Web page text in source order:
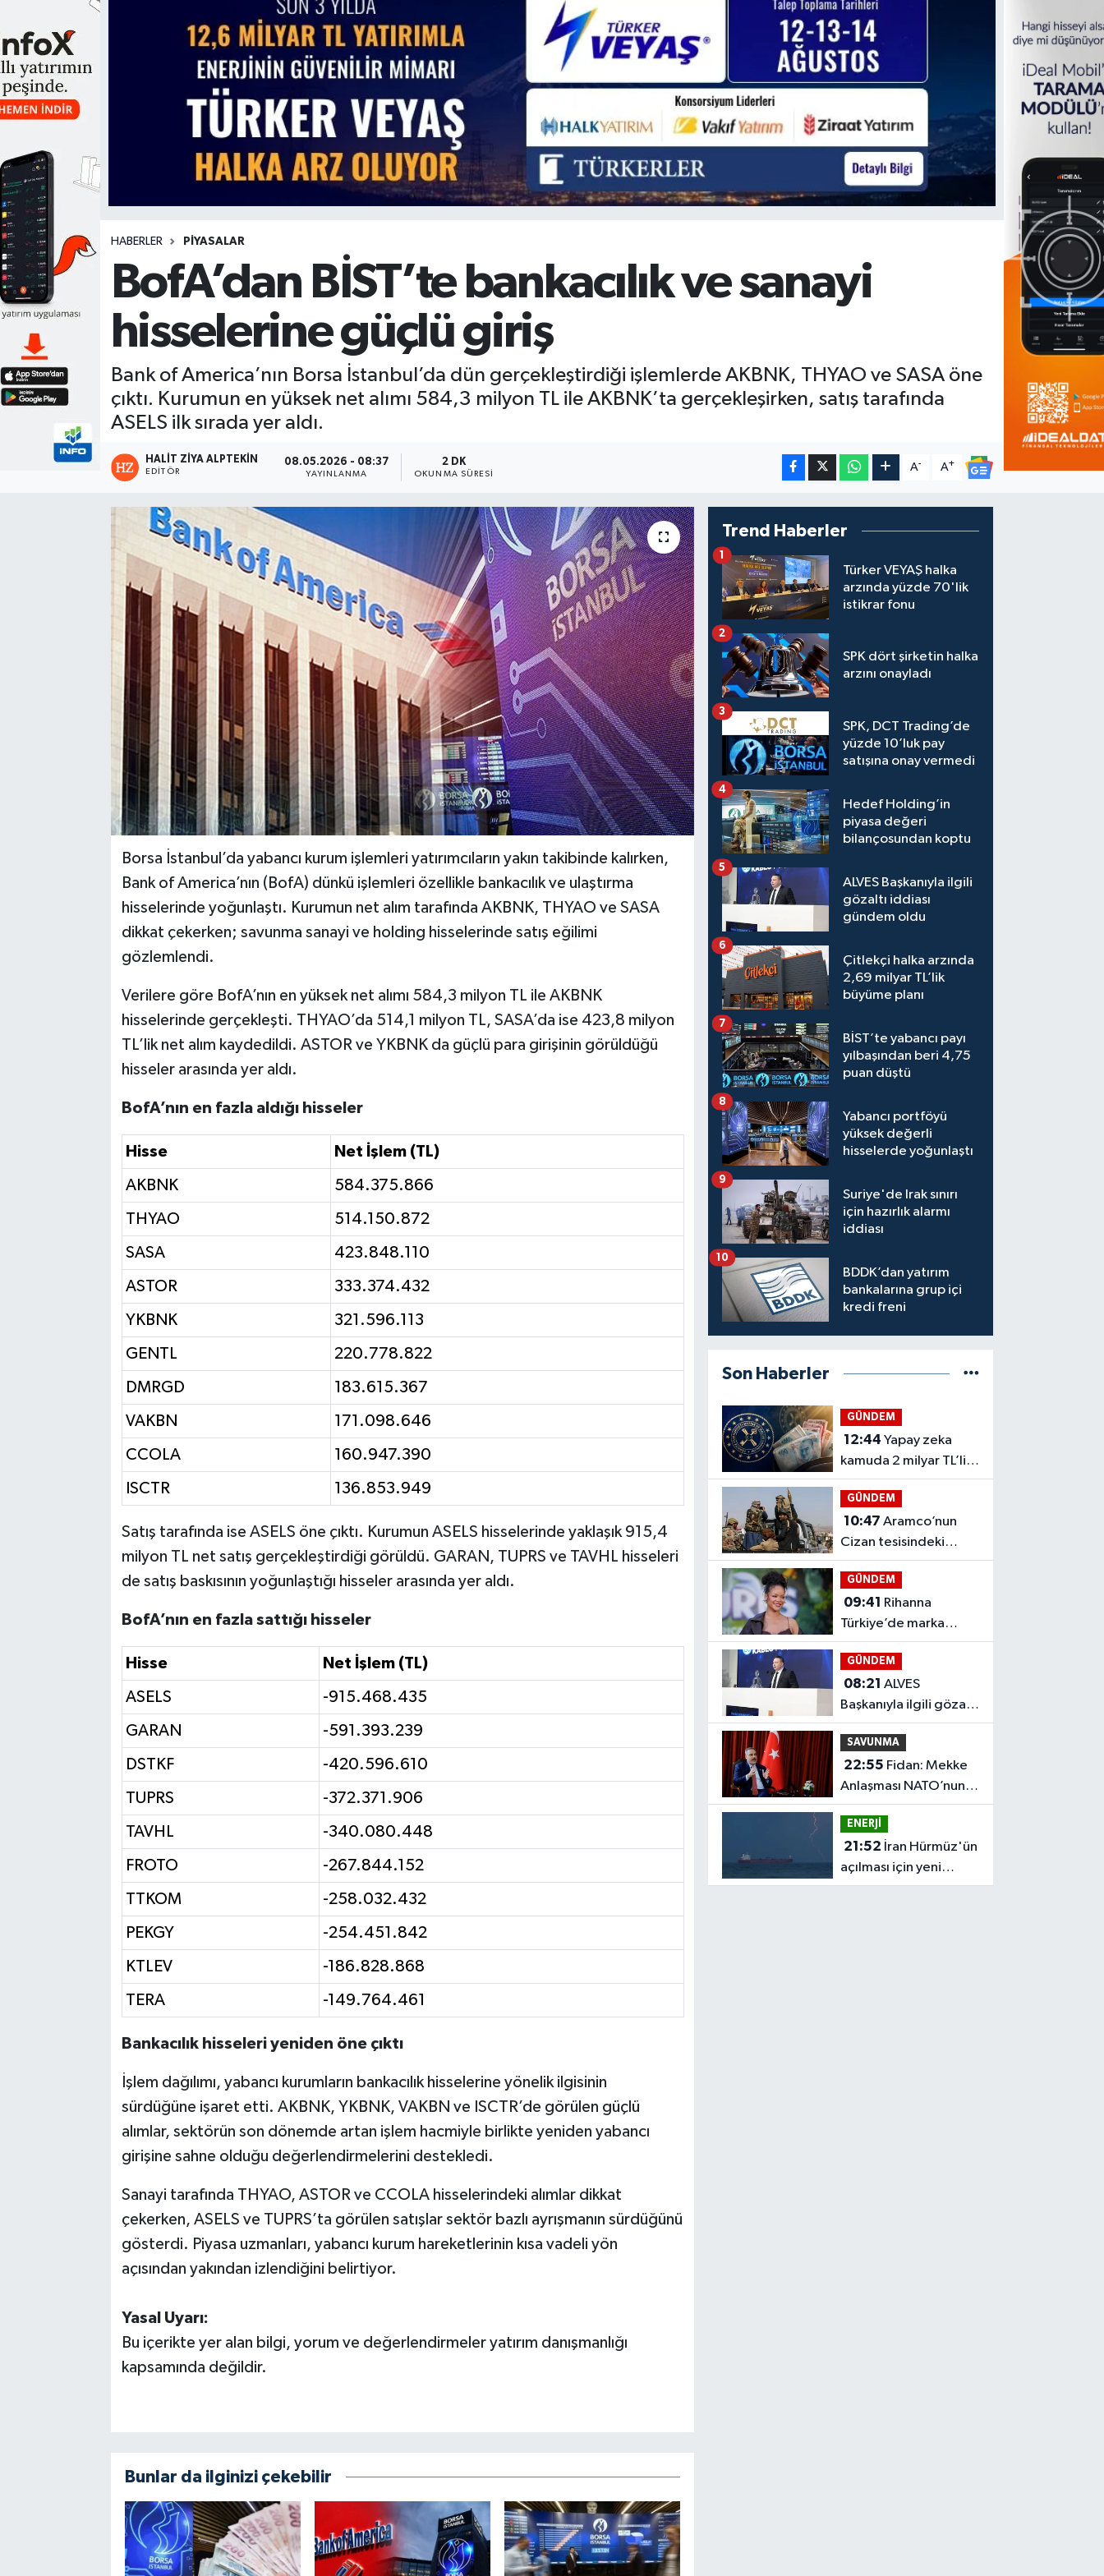
BİST100 13.779
BITCOIN 64.840,97 %-0.15
HABERLER PİYASALAR
BofA’dan BİST’te bankacılık ve sanayi
hisselerine güçlü giriş
Bank of America’nın Borsa İstanbul’da dün gerçekleştirdiği işlemlerde AKBNK, THYAO ve SASA öne
çıktı. Kurumun en yüksek net alımı 584,3 milyon TL ile AKBNK’ta gerçekleşirken, satış tarafında
ASELS ilk sırada yer aldı.
HALIT ZIYA ALPTEKIN
EDITÖR
08.05.2026 - 08:37
YAYINLANMA
2 DK
OKUNMA SÜRESI
A- A+
Borsa İstanbul’da yabancı kurum işlemleri yatırımcıların yakın takibinde kalırken,
Bank of America’nın (BofA) dünkü işlemleri özellikle bankacılık ve ulaştırma
hisselerinde yoğunlaştı. Kurumun net alım tarafında AKBNK, THYAO ve SASA
dikkat çekerken; savunma sanayi ve holding hisselerinde satış eğilimi
gözlemlendi.
Verilere göre BofA’nın en yüksek net alımı 584,3 milyon TL ile AKBNK
hisselerinde gerçekleşti. THYAO’da 514,1 milyon TL, SASA’da ise 423,8 milyon
TL’lik net alım kaydedildi. ASTOR ve YKBNK da güçlü para girişinin görüldüğü
hisseler arasında yer aldı.
BofA’nın en fazla aldığı hisseler
Hisse Net İşlem (TL)
AKBNK 584.375.866
THYAO 514.150.872
SASA 423.848.110
ASTOR 333.374.432
YKBNK 321.596.113
GENTL 220.778.822
DMRGD 183.615.367
VAKBN 171.098.646
CCOLA 160.947.390
ISCTR 136.853.949
Satış tarafında ise ASELS öne çıktı. Kurumun ASELS hisselerinde yaklaşık 915,4
milyon TL net satış gerçekleştirdiği görüldü. GARAN, TUPRS ve TAVHL hisseleri
de satış baskısının yoğunlaştığı hisseler arasında yer aldı.
BofA’nın en fazla sattığı hisseler
Hisse Net İşlem (TL)
ASELS -915.468.435
GARAN -591.393.239
DSTKF -420.596.610
TUPRS -372.371.906
TAVHL -340.080.448
FROTO -267.844.152
TTKOM -258.032.432
PEKGY -254.451.842
KTLEV -186.828.868
TERA -149.764.461
Bankacılık hisseleri yeniden öne çıktı
İşlem dağılımı, yabancı kurumların bankacılık hisselerine yönelik ilgisinin
sürdüğüne işaret etti. AKBNK, YKBNK, VAKBN ve ISCTR’de görülen güçlü
alımlar, sektörün son dönemde artan işlem hacmiyle birlikte yeniden yabancı
girişine sahne olduğu değerlendirmelerini destekledi.
Sanayi tarafında THYAO, ASTOR ve CCOLA hisselerindeki alımlar dikkat
çekerken, ASELS ve TUPRS’ta görülen satışlar sektör bazlı ayrışmanın sürdüğünü
gösterdi. Piyasa uzmanları, yabancı kurum hareketlerinin kısa vadeli yön
açısından yakından izlendiğini belirtiyor.
Yasal Uyarı:
Bu içerikte yer alan bilgi, yorum ve değerlendirmeler yatırım danışmanlığı
kapsamında değildir.
Bunlar da ilginizi çekebilir
Trend Haberler
Türker VEYAŞ halka
arzında yüzde 70'lik
istikrar fonu
1
SPK dört şirketin halka
arzını onayladı
2
SPK, DCT Trading’de
yüzde 10’luk pay
satışına onay vermedi
3
Hedef Holding’in
piyasa değeri
bilançosundan koptu
4
ALVES Başkanıyla ilgili
gözaltı iddiası
gündem oldu
5
Çitlekçi halka arzında
2,69 milyar TL’lik
büyüme planı
6
BİST’te yabancı payı
yılbaşından beri 4,75
puan düştü
7
Yabancı portföyü
yüksek değerli
hisselerde yoğunlaştı
8
Suriye'de Irak sınırı
için hazırlık alarmı
iddiası
9
BDDK’dan yatırım
bankalarına grup içi
kredi freni
10
Son Haberler
GÜNDEM
12:44 Yapay zeka
kamuda 2 milyar TL’lik
riski tespit etti
GÜNDEM
10:47 Aramco’nun
Cizan tesisindeki
yangına Husi saldırı
iddiası
GÜNDEM
09:41
Türkiye’de marka
davasını kazandı
GÜNDEM
08:21 ALVES
Başkanıyla ilgili gözaltı
iddiası gündem oldu
SAVUNMA
22:55
Anlaşması NATO’nun 5.
maddesiyle aynı
ENERJİ
21:52
açılması için yeni
koşullar öne sürdü